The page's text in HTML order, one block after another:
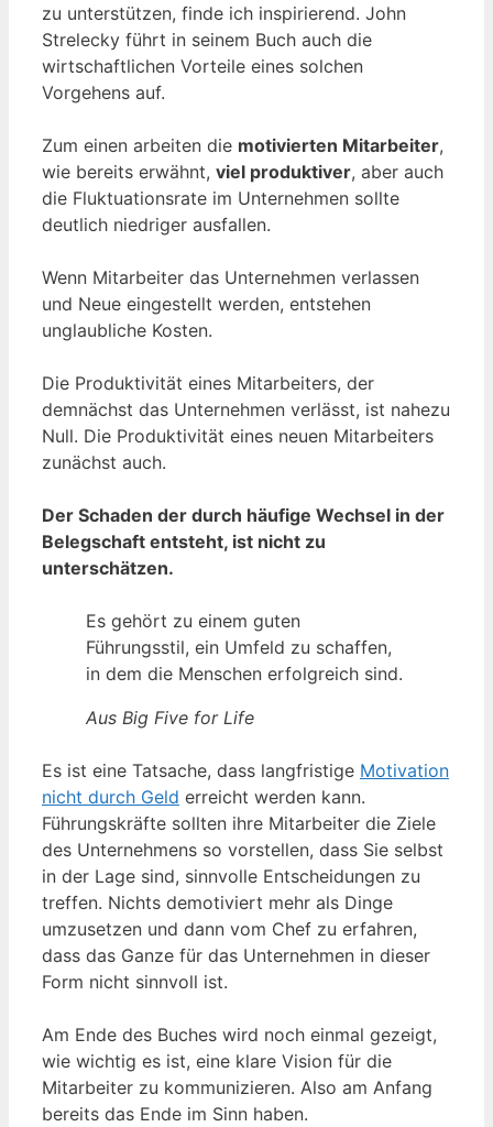
zu unterstützen, finde ich inspirierend. John
Strelecky führt in seinem Buch auch die
wirtschaftlichen Vorteile eines solchen
Vorgehens auf.
Zum einen arbeiten die motivierten Mitarbeiter,
wie bereits erwähnt, viel produktiver, aber auch
die Fluktuationsrate im Unternehmen sollte
deutlich niedriger ausfallen.
Wenn Mitarbeiter das Unternehmen verlassen
und Neue eingestellt werden, entstehen
unglaubliche Kosten.
Die Produktivität eines Mitarbeiters, der
demnächst das Unternehmen verlässt, ist nahezu
Null. Die Produktivität eines neuen Mitarbeiters
zunächst auch.
Der Schaden der durch häufige Wechsel in der
Belegschaft entsteht, ist nicht zu
unterschätzen.
Es gehört zu einem guten
Führungsstil, ein Umfeld zu schaffen,
in dem die Menschen erfolgreich sind.
Aus Big Five for Life
Es ist eine Tatsache, dass langfristige Motivation
nicht durch Geld erreicht werden kann.
Führungskräfte sollten ihre Mitarbeiter die Ziele
des Unternehmens so vorstellen, dass Sie selbst
in der Lage sind, sinnvolle Entscheidungen zu
treffen. Nichts demotiviert mehr als Dinge
umzusetzen und dann vom Chef zu erfahren,
dass das Ganze für das Unternehmen in dieser
Form nicht sinnvoll ist.
Am Ende des Buches wird noch einmal gezeigt,
wie wichtig es ist, eine klare Vision für die
Mitarbeiter zu kommunizieren. Also am Anfang
bereits das Ende im Sinn haben.